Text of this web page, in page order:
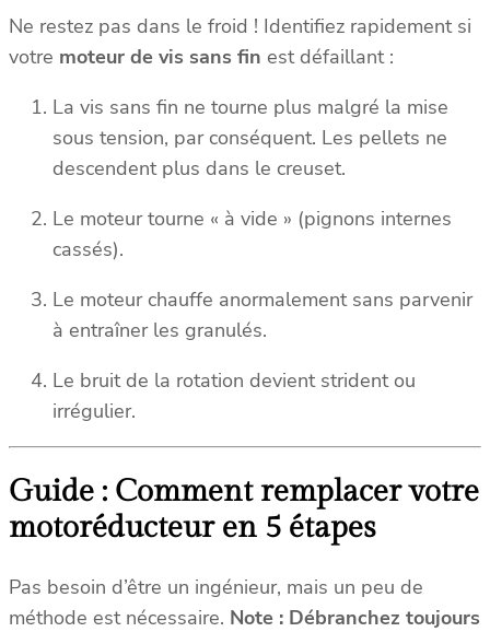
Ne restez pas dans le froid ! Identifiez rapidement si
votre moteur de vis sans fin est défaillant :
La vis sans fin ne tourne plus malgré la mise
sous tension, par conséquent. Les pellets ne
descendent plus dans le creuset.
Le moteur tourne « à vide » (pignons internes
cassés).
Le moteur chauffe anormalement sans parvenir
à entraîner les granulés.
Le bruit de la rotation devient strident ou
irrégulier.
Guide : Comment remplacer votre
motoréducteur en 5 étapes
Pas besoin d’être un ingénieur, mais un peu de
méthode est nécessaire. Note : Débranchez toujours